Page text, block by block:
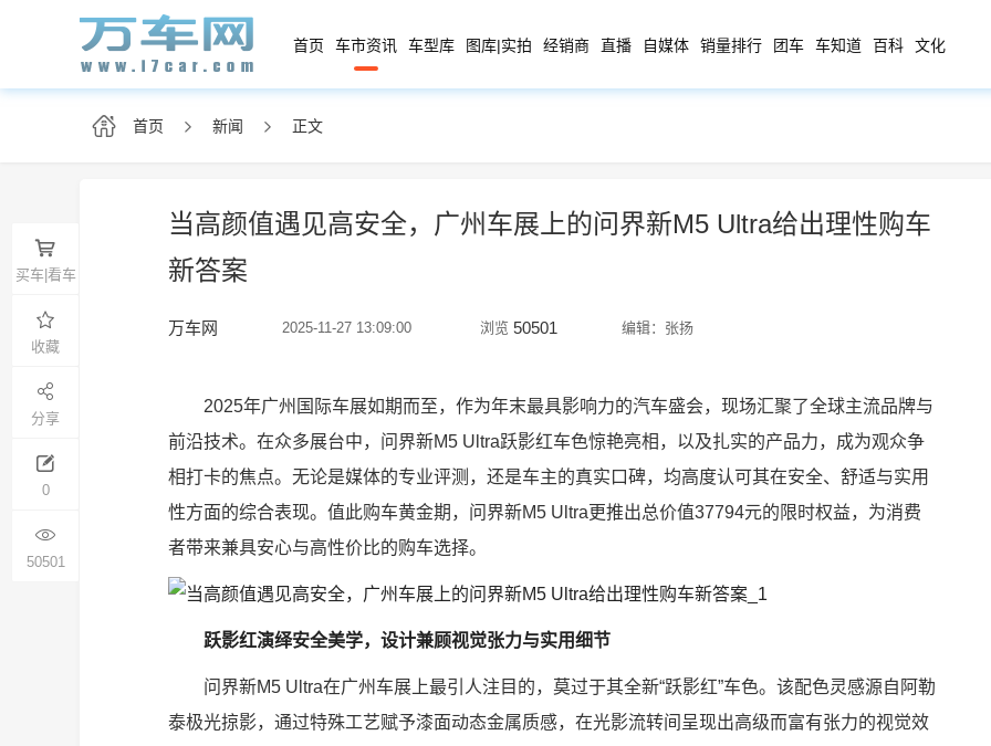
首页 车市资讯 车型库 图库|实拍 经销商 直播 自媒体 销量排行 团车 车知道 百科 文化
首页 新闻 正文
当高颜值遇见高安全，广州车展上的问界新M5 Ultra给出理性购车
新答案
万车网 2025-11-27 13:09:00 浏览 50501 编辑：张扬
买车|看车
收藏
分享
0
50501
2025年广州国际车展如期而至，作为年末最具影响力的汽车盛会，现场汇聚了全球主流品牌与
前沿技术。在众多展台中，问界新M5 Ultra跃影红车色惊艳亮相，以及扎实的产品力，成为观众争
相打卡的焦点。无论是媒体的专业评测，还是车主的真实口碑，均高度认可其在安全、舒适与实用
性方面的综合表现。值此购车黄金期，问界新M5 Ultra更推出总价值37794元的限时权益，为消费
者带来兼具安心与高性价比的购车选择。
跃影红演绎安全美学，设计兼顾视觉张力与实用细节
问界新M5 Ultra在广州车展上最引人注目的，莫过于其全新“跃影红”车色。该配色灵感源自阿勒
泰极光掠影，通过特殊工艺赋予漆面动态金属质感，在光影流转间呈现出高级而富有张力的视觉效